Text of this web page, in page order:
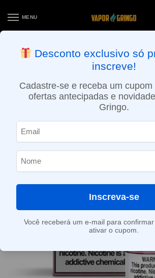
MENU
ENTREGA NO MESMO DIA EM SÃO PAULO
APROVADOS ATÉ 15:30 VIA
Desconto exclusivo só
inscreve!
Cadastre-se e receba um cupom
ofertas antecipadas e
Gringo.
Inscreva-se
Você receberá um e-mail para
ativar o cupom.